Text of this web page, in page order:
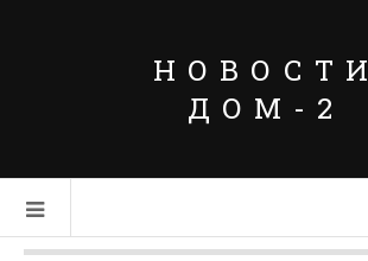
НОВОСТИ
ДОМ-2